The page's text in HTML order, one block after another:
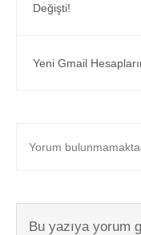
Değişti!
Yeni Gmail
Yorum
Bu yazıya yorum